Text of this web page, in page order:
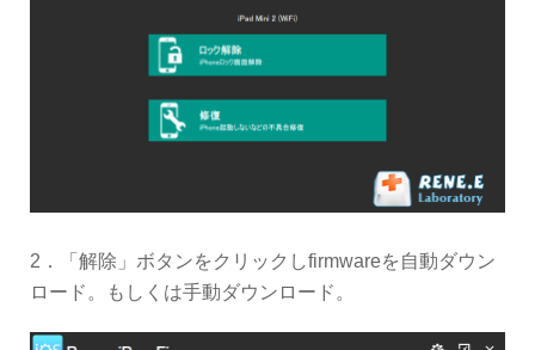
2．「解除」ボタンをクリックしfirmwareを自動ダウン
ロード。もしくは手動ダウンロード。